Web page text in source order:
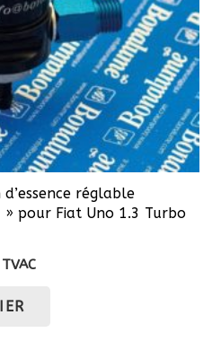
réglable
» pour Fiat Uno 1.3 Turbo
TVAC